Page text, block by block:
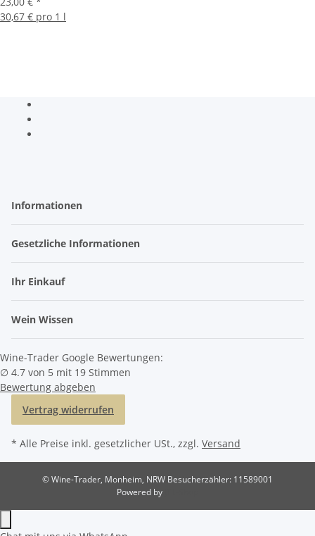
30,67 € pro 1 l
Informationen
Gesetzliche Informationen
Ihr Einkauf
Wein Wissen
Wine-Trader Google Bewertungen:
∅ 4.7 von 5 mit 19 Stimmen
Bewertung abgeben
Vertrag widerrufen
* Alle Preise inkl. gesetzlicher USt., zzgl. Versand
© Wine-Trader, Monheim, NRW Besucherzähler: 11589001
Powered by